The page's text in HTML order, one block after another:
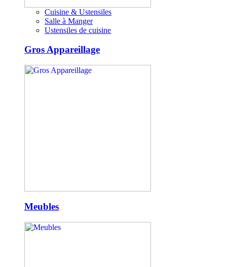
Cuisine & Ustensiles
Salle à Manger
Ustensiles de cuisine
Gros Appareillage
Meubles